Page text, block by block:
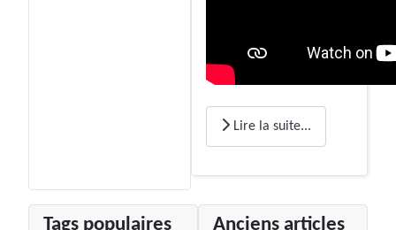
Lire la suite...
Tags populaires Anciens articles